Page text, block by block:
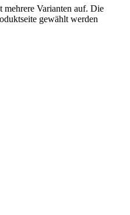
mehrere Varianten auf. Die
gewählt werden